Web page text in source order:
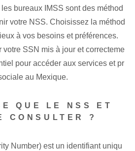
bureaux IMSS sont des méthod
votre NSS. Choisissez ‌la méthod
à ‌vos besoins​ et ‍préférences.⁢
votre SSN mis à jour et correcteme
pour accéder aux services et pr
au Mexique.
QUE LE NSS ET
CONSULTER ?
Number) est un identifiant uniqu